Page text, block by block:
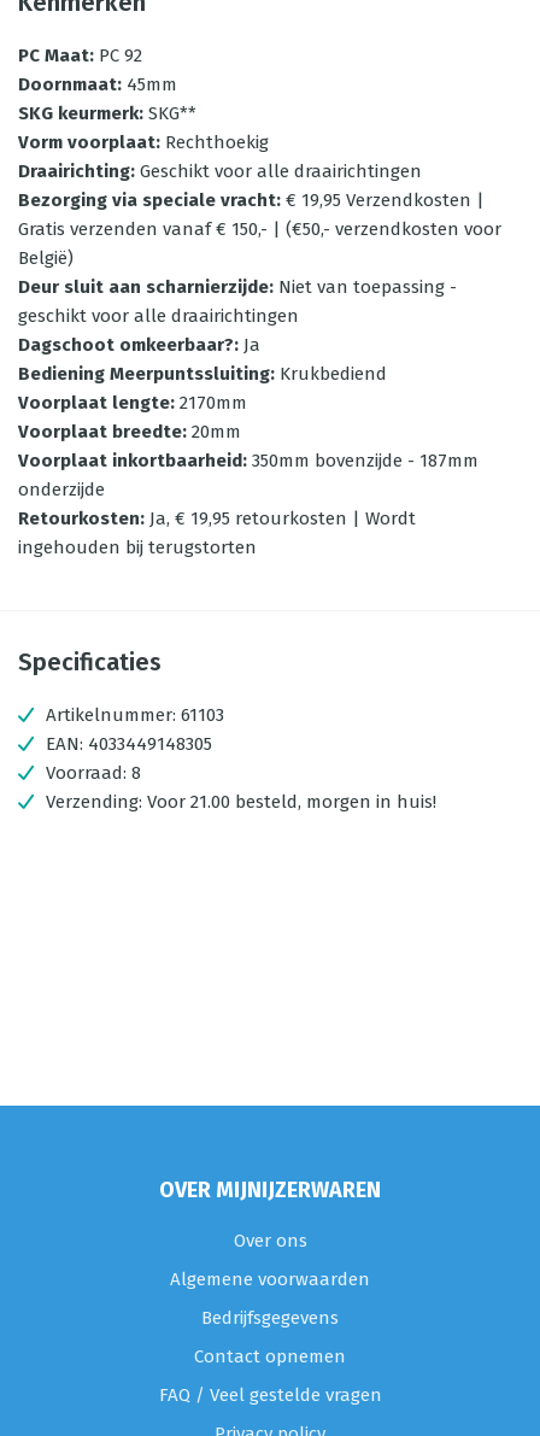
PC Maat: PC 92
Doornmaat: 45mm
SKG keurmerk: SKG**
Vorm voorplaat: Rechthoekig
Draairichting: Geschikt voor alle draairichtingen
Bezorging via speciale vracht: € 19,95 Verzendkosten |
Gratis verzenden vanaf € 150,- | (€50,- verzendkosten voor
België)
Deur sluit aan scharnierzijde: Niet van toepassing -
geschikt voor alle draairichtingen
Dagschoot omkeerbaar?: Ja
Bediening Meerpuntssluiting: Krukbediend
Voorplaat lengte: 2170mm
Voorplaat breedte: 20mm
Voorplaat inkortbaarheid: 350mm bovenzijde - 187mm
onderzijde
Retourkosten: Ja, € 19,95 retourkosten | Wordt
ingehouden bij terugstorten
Specificaties
Artikelnummer: 61103
EAN: 4033449148305
Voorraad: 8
Verzending: Voor 21.00 besteld, morgen in huis!
OVER MIJNIJZERWAREN
Over ons
Algemene voorwaarden
Bedrijfsgegevens
Contact opnemen
FAQ / Veel gestelde vragen